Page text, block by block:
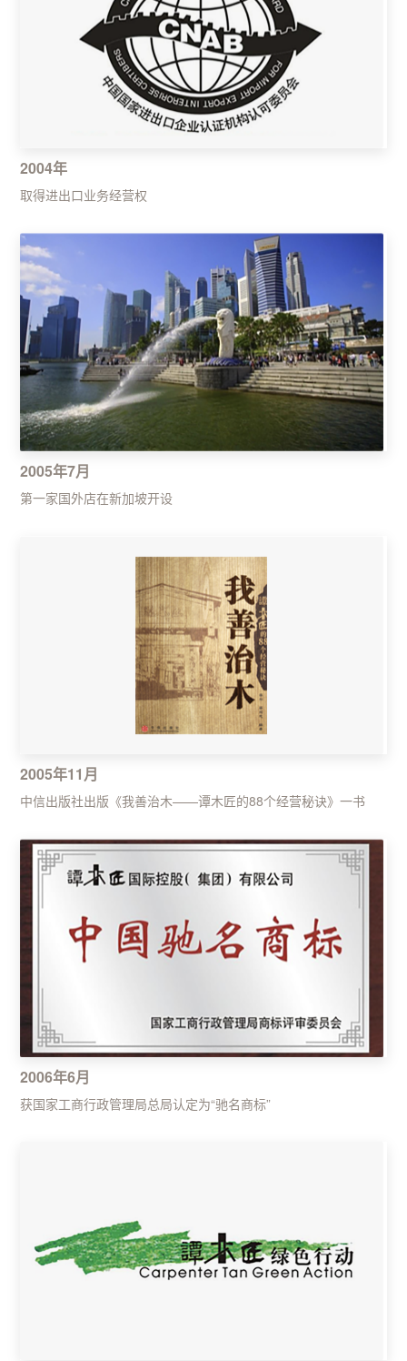
2004年
取得进出口业务经营权
2005年7月
第一家国外店在新加坡开设
2005年11月
中信出版社出版《我善治木——谭木匠的88个经营秘诀》一书
2006年6月
获国家工商行政管理局总局认定为“驰名商标”